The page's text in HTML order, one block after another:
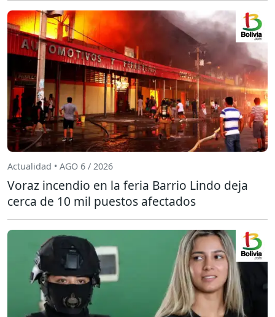
Actualidad • AGO 6 / 2026
Voraz incendio en la feria Barrio Lindo deja
cerca de 10 mil puestos afectados